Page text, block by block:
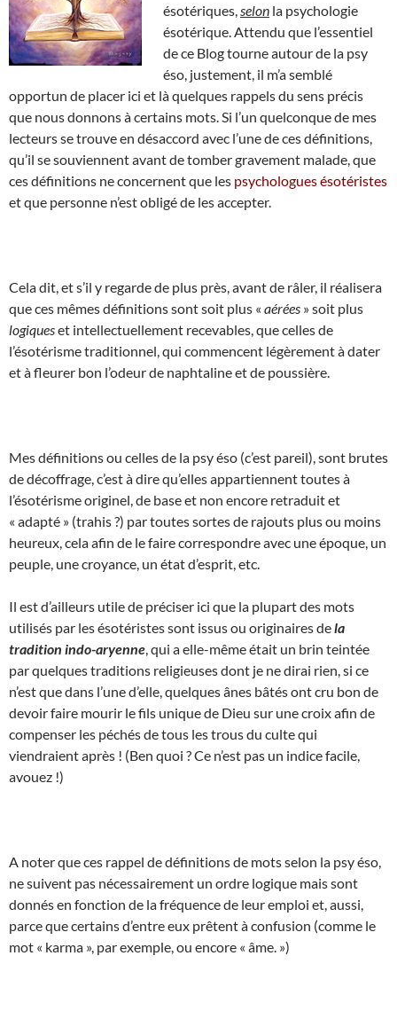
ésotériques, selon la psychologie
ésotérique. Attendu que l’essentiel
de ce Blog tourne autour de la psy
éso, justement, il m’a semblé
opportun de placer ici et là quelques rappels du sens précis
que nous donnons à certains mots. Si l’un quelconque de mes
lecteurs se trouve en désaccord avec l’une de ces définitions,
qu’il se souviennent avant de tomber gravement malade, que
ces définitions ne concernent que les psychologues ésotéristes
et que personne n’est obligé de les accepter.
Cela dit, et s’il y regarde de plus près, avant de râler, il réalisera
que ces mêmes définitions sont soit plus « aérées » soit plus
logiqueset intellectuellement recevables, que celles de
l’ésotérisme traditionnel, qui commencent légèrement à dater
et à fleurer bon l’odeur de naphtaline et de poussière.
Mes définitions ou celles de la psy éso (c’est pareil), sont brutes
de décoffrage, c’est à dire qu’elles appartiennent toutes à
l’ésotérisme originel, de base et non encore retraduit et
« adapté » (trahis ?) par toutes sortes de rajouts plus ou moins
heureux, cela afin de le faire correspondre avec une époque, un
peuple, une croyance, un état d’esprit, etc.
Il est d’ailleurs utile de préciser ici que la plupart des mots
utilisés par les ésotéristes sont issus ou originaires dela
tradition indo-aryenne , qui a elle-même était un brin teintée
par quelques traditions religieuses dont je ne dirai rien, si ce
n’est que dans l’une d’elle, quelques ânes bâtés ont cru bon de
devoir faire mourir le fils unique de Dieu sur une croix afin de
compenser les péchés de tous les trous du culte qui
viendraient après ! (Ben quoi ? Ce n’est pas un indice facile,
avouez !)
A noter que ces rappel de définitions de mots selon la psy éso,
ne suivent pas nécessairement un ordre logique mais sont
donnés en fonction de la fréquence de leur emploi et, aussi,
parce que certains d’entre eux prêtent à confusion (comme le
mot « karma », par exemple, ou encore « âme. »)